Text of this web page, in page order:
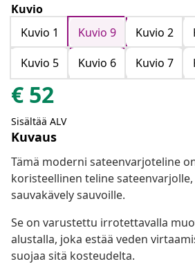
Kuvio
Kuvio 1
Kuvio 9 Kuvio 2
Kuvio 5
Kuvio 6 Kuvio 7
€ 52
Sisältää ALV
Kuvaus
Tämä moderni sateenvarjoteline
koristeellinen teline
sauvakävely sauvoille.
Se on varustettu irrotettavalla
alustalla, joka estää veden
suojaa sitä kosteudelta.